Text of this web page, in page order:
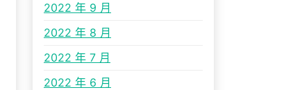
2022 年 9 月
2022 年 8 月
2022 年 7 月
2022 年 6 月